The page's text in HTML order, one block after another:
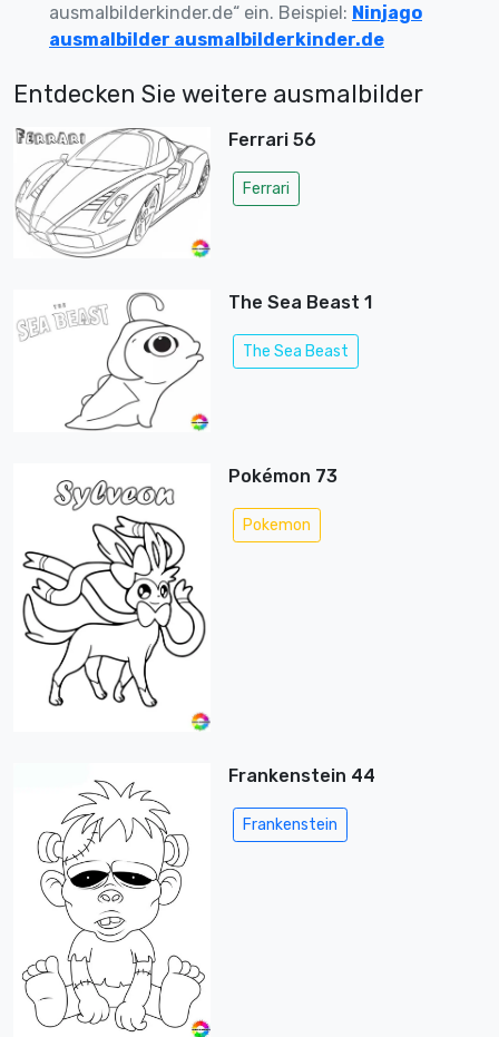
ausmalbilderkinder.de“ ein. Beispiel: Ninjago
ausmalbilder ausmalbilderkinder.de
Entdecken Sie weitere ausmalbilder
Ferrari 56
Ferrari
The Sea Beast 1
The Sea Beast
Pokémon 73
Pokemon
Frankenstein 44
Frankenstein